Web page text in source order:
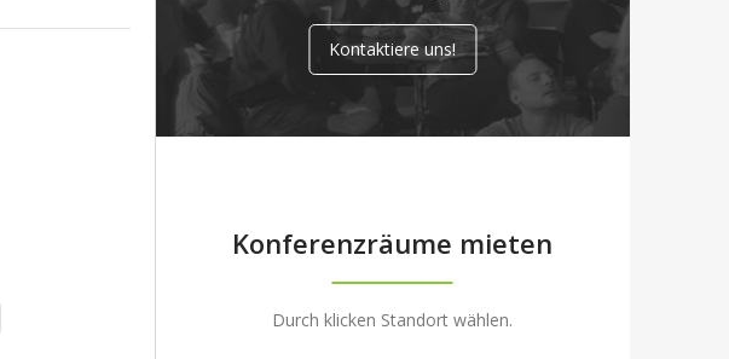
Kontaktiere uns!
Konferenzräume mieten
Durch klicken Standort wählen.